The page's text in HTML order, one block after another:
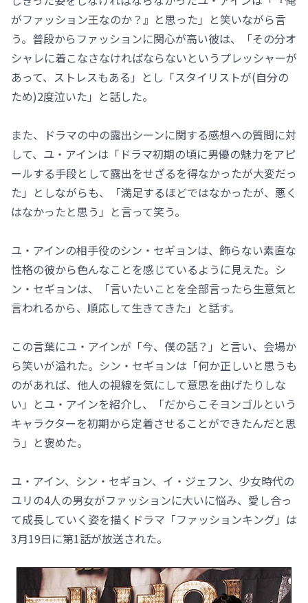
がファッション王なのか？』と思った」と笑いながら言
う。普段からファッションに関心が高い彼は、「その分オ
シャレに着こなさなければならないというプレッシャーが
あって、ストレスもある」とし「スタイリストが(自分の
ため)2度泣いた」と話した。
また、ドラマの中の露出シーンに関する感想への質問に対
して、ユ・アインは「ドラマ初期の頃に男優の魅力をアピ
ールする手段として露出をせざるを得なかったが大変だっ
た」としながらも、「満足するほどではなかったが、悪く
はなかったと思う」と言って笑う。
ユ・アインの相手役のシン・セギョンは、飾らない素直な
性格の彼から色んなことを感じているように見えた。シ
ン・セギョンは、「言いたいことを全部言ったら生意気と
言われるから、順応して生きてきた」と話す。
この言葉にユ・アインが「今、僕の話？」と言い、会場か
ら笑いが溢れた。シン・セギョンは「何か正しいと思うも
のがあれば、他人の視線を気にして意思を曲げたりしな
い」とユ・アインを紹介し、「だからこそヨンゴルという
キャラクターを初期から定着させることができたんだと思
う」と褒めた。
ユ・アイン、シン・セギョン、イ・ジェフン、少女時代の
ユリの4人の男女がファッションに大いに悩み、愛し合っ
て成長していく姿を描くドラマ「ファッションキング」は
3月19日に第1話が放送された。